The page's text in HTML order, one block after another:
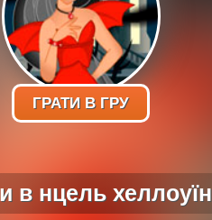
ГРАТИ В ГРУ
в нцель хеллоуїн